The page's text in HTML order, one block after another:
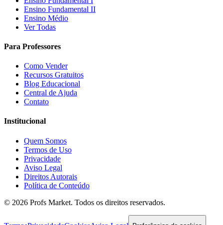
Ensino Fundamental II
Ensino Médio
Ver Todas
Para Professores
Como Vender
Recursos Gratuitos
Blog Educacional
Central de Ajuda
Contato
Institucional
Quem Somos
Termos de Uso
Privacidade
Aviso Legal
Direitos Autorais
Política de Conteúdo
© 2026 Profs Market. Todos os direitos reservados.